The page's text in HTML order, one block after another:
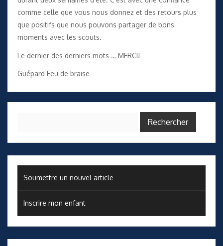
comme celle que vous nous donnez et des retours plus
que positifs que nous pouvons partager de bons
moments avec les scouts.
Le dernier des derniers mots … MERCI!
Guépard Feu de braise
Soumettre un nouvel article
Inscrire mon enfant